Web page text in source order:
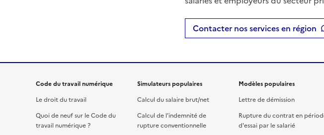
Contacter nos services en région
Code du travail numérique
Le droit du travail
Quoi de neuf sur le Code du
travail numérique ?
Simulateurs populaires
Calcul du salaire brut/net
Calcul de l'indemnité de
rupture conventionnelle
Modèles populaires
Lettre de démission
Rupture du contrat en
d'essai par le salarié